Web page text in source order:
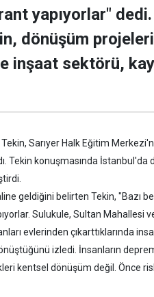
yapıyorlar" dedi.
dönüşüm
inşaat sektörü,
Tekin, Sarıyer Halk Eğitim
Tekin konuşmasında
geldiğini belirten Tekin, "Bazı
Sulukule, Sultan Mahallesi
evlerinden çıkarttıklarında
izledi. İnsanların
kentsel dönüşüm değil. Önce